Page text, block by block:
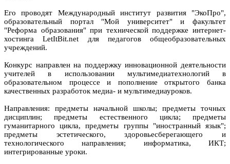
Его проводят Международный институт развития "ЭкоПро",
образовательный портал "Мой университет" и факультет
"Реформа образования" при технической поддержке интернет-
хостинга LetItBit.net для педагогов общеобразовательных
учреждений.
Конкурс направлен на поддержку инновационной деятельности
учителей в использовании мультимедиатехнологий в
образовательном процессе и пополнение открытого банка
качественных разработок медиа- и мультимедиауроков.
Направления: предметы начальной школы; предметы точных
дисциплин; предметы естественного цикла; предметы
гуманитарного цикла, предметы группы "иностранный язык";
предметы эстетического, здоровьесберегающего и
технологического направления; информатика, ИКТ;
интегрированные уроки.